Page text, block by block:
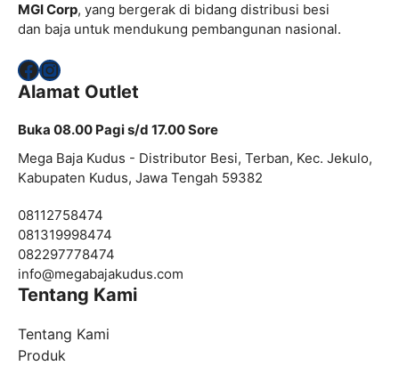
MGI Corp, yang bergerak di bidang distribusi besi
dan baja untuk mendukung pembangunan nasional.
Facebook
Instagram
Alamat Outlet
Buka 08.00 Pagi s/d 17.00 Sore
Mega Baja Kudus - Distributor Besi, Terban, Kec. Jekulo,
Kabupaten Kudus, Jawa Tengah 59382
08112758474
081319998474
082297778474
info@megabajakudus.com
Tentang Kami
Tentang Kami
Produk